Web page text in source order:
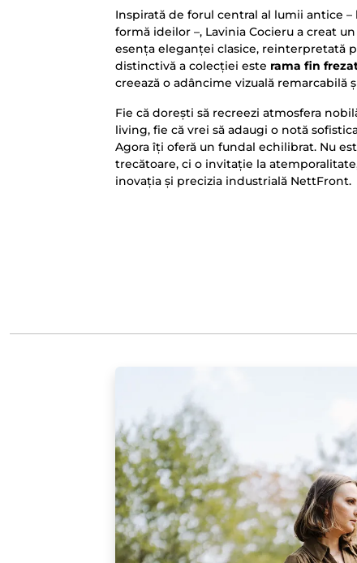
Inspirată de forul central al lumii antice
formă ideilor –, Lavinia Cocieru a creat
esența eleganței clasice, reinterpretată
distinctivă a colecției este rama fin
creează o adâncime vizuală
Fie că dorești să recreezi atmosfera
living, fie că vrei să adaugi o notă
Agora îți oferă un fundal echilibrat. Nu
trecătoare, ci o invitație la
inovația și precizia industrială NettFront.